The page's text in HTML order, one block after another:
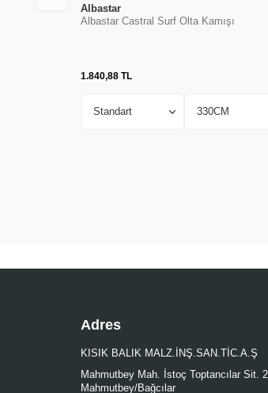
Albastar
Albastar Castral Surf Olta Kamışı
1.840,88 TL
Adres
KISIK BALIK MALZ.İNŞ.SAN.TİC.A.Ş
Mahmutbey Mah. İstoç Toptancılar Sit.
Mahmutbey/Bağcılar